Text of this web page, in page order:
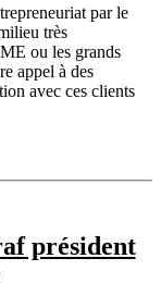
Daniel
entrepreneur
et
fondateur
d’exfor
par le
très
ou les grands
appel à des
avec ces clients
président